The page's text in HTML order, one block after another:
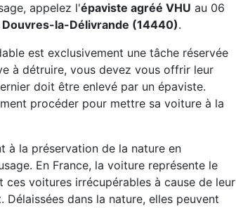
appelez l'épaviste agréé VHU au 06
la-Délivrande (14440).
est exclusivement une tâche réservée
à détruire, vous devez vous offrir leur
doit être enlevé par un épaviste.
procéder pour mettre sa voiture à la
à la préservation de la nature en
En France, la voiture représente le
voitures irrécupérables à cause de leur
dans la nature, elles peuvent